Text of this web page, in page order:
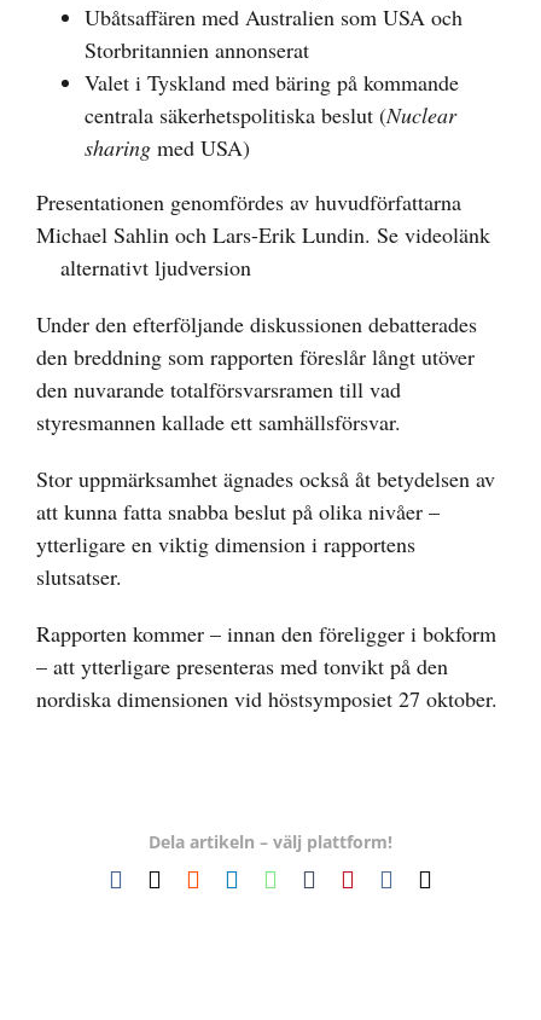
Ubåtsaffären med Australien som USA och
Storbritannien annonserat
Valet i Tyskland med bäring på kommande
centrala säkerhetspolitiska beslut (Nuclear
sharing med USA)
Presentationen genomfördes av huvudförfattarna
Michael Sahlin och Lars-Erik Lundin. Se videolänk
alternativtljudversion
Under den efterföljande diskussionen debatterades
den breddning som rapporten föreslår långt utöver
den nuvarande totalförsvarsramen till vad
styresmannen kallade ett samhällsförsvar.
Stor uppmärksamhet ägnades också åt betydelsen av
att kunna fatta snabba beslut på olika nivåer –
ytterligare en viktig dimension i rapportens
slutsatser.
Rapporten kommer – innan den föreligger i bokform
– att ytterligare presenteras med tonvikt på den
nordiska dimensionen vid höstsymposiet 27 oktober.
Dela artikeln – välj plattform!
Facebook RedditLinkedInWhatsApp
TumblrPinterest
Vk